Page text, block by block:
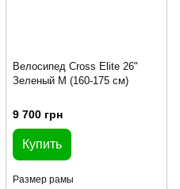
Велосипед Cross Elite 26"
Зеленый M (160-175 см)
9 700 грн
Купить
Размер рамы